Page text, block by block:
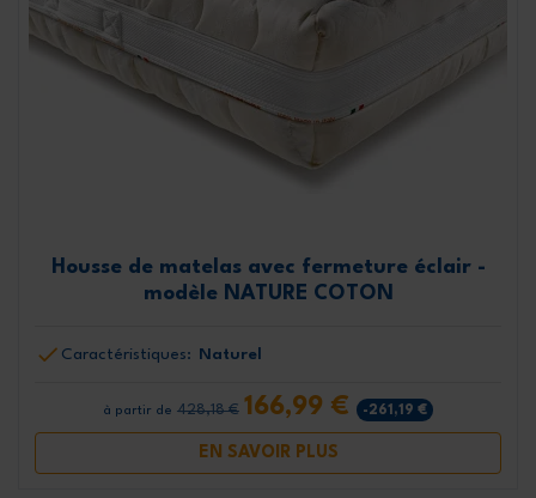
Housse de matelas avec fermeture éclair -
modèle NATURE COTON
Caractéristiques: Naturel
à partir de 428,18 € 166,99 € -261,19 €
EN SAVOIR PLUS